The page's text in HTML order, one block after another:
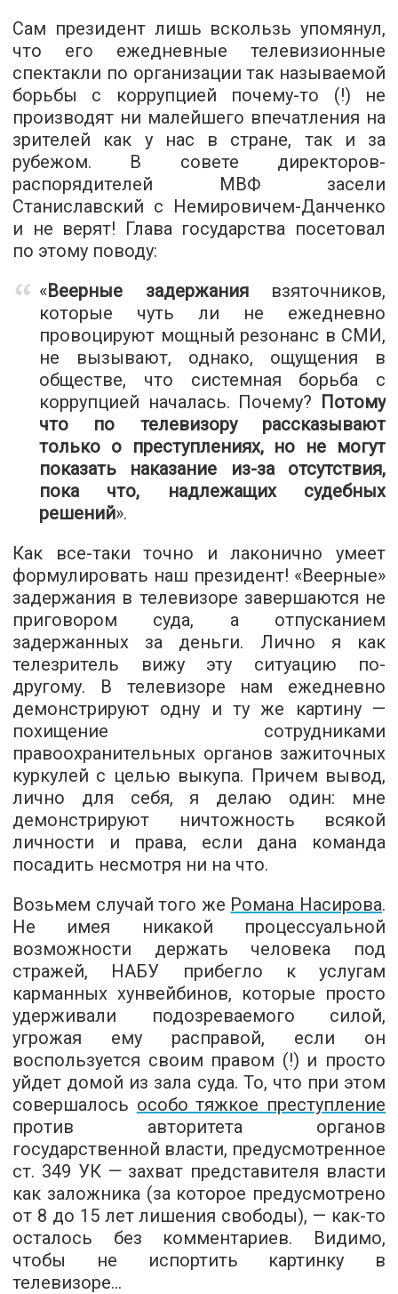
Сам президент лишь вскользь упомянул,
что его ежедневные телевизионные
спектакли по организации так называемой
борьбы с коррупцией почему-то (!) не
производят ни малейшего впечатления на
зрителей как у нас в стране, так и за
рубежом. В совете директоров-
распорядителей МВФ засели
Станиславский с Немировичем-Данченко
и не верят! Глава государства посетовал
по этому поводу:
«Веерные задержаниявзяточников,
которые чуть ли не ежедневно
провоцируют мощный резонанс в СМИ,
не вызывают, однако, ощущения в
обществе, что системная борьба с
коррупцией началась. Почему? Потому
что по телевизору рассказывают
только о преступлениях, но не могут
показать наказание из-за отсутствия,
пока что, надлежащих судебных
решений».
Как все-таки точно и лаконично умеет
формулировать наш президент! «Веерные»
задержания в телевизоре завершаются не
приговором суда, а отпусканием
задержанных за деньги. Лично я как
телезритель вижу эту ситуацию по-
другому. В телевизоре нам ежедневно
демонстрируют одну и ту же картину —
похищение сотрудниками
правоохранительных органов зажиточных
куркулей с целью выкупа. Причем вывод,
лично для себя, я делаю один: мне
демонстрируют ничтожность всякой
личности и права, если дана команда
посадить несмотря ни на что.
Возьмем случай того же Романа Насирова.
Не имея никакой процессуальной
возможности держать человека под
стражей, НАБУ прибегло к услугам
карманных хунвейбинов, которые просто
удерживали подозреваемого силой,
угрожая ему расправой, если он
воспользуется своим правом (!) и просто
уйдет домой из зала суда. То, что при этом
совершалось особо тяжкое преступление
против авторитета органов
государственной власти, предусмотренное
ст. 349 УК — захват представителя власти
как заложника (за которое предусмотрено
от 8 до 15 лет лишения свободы), — как-то
осталось без комментариев. Видимо,
чтобы не испортить картинку в
телевизоре…